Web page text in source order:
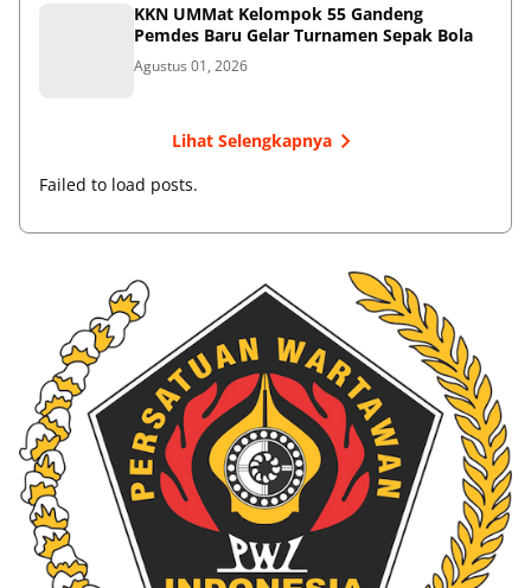
KKN UMMat Kelompok 55 Gandeng
Pemdes Baru Gelar Turnamen Sepak Bola
Agustus 01, 2026
Lihat Selengkapnya
Failed to load posts.